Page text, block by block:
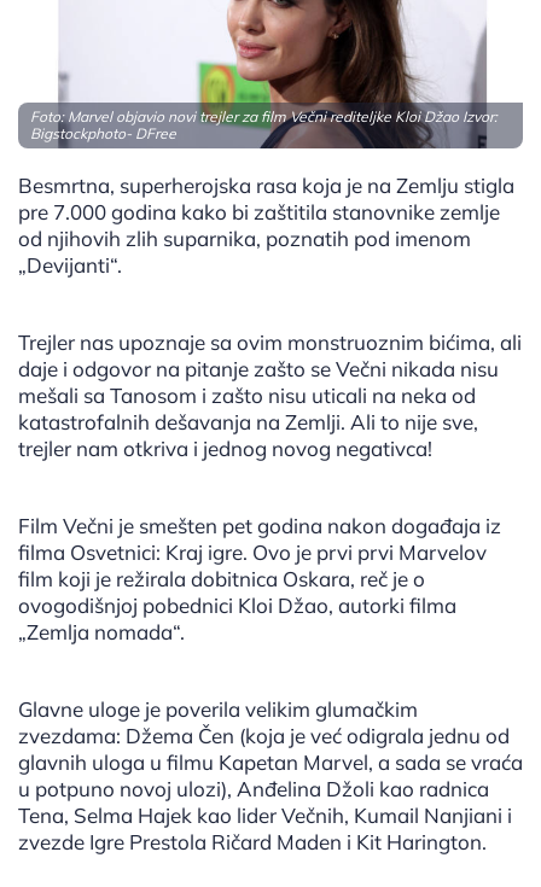
Foto: Marvel objavio novi trejler za film Večni rediteljke Kloi Džao Izvor:
Bigstockphoto- DFree
Besmrtna, superherojska rasa koja je na Zemlju stigla
pre 7.000 godina kako bi zaštitila stanovnike zemlje
od njihovih zlih suparnika, poznatih pod imenom
„Devijanti“.
Trejler nas upoznaje sa ovim monstruoznim bićima, ali
daje i odgovor na pitanje zašto se Večni nikada nisu
mešali sa Tanosom i zašto nisu uticali na neka od
katastrofalnih dešavanja na Zemlji. Ali to nije sve,
trejler nam otkriva i jednog novog negativca!
Film Večni je smešten pet godina nakon događaja iz
filma Osvetnici: Kraj igre. Ovo je prvi prvi Marvelov
film koji je režirala dobitnica Oskara, reč je o
ovogodišnjoj pobednici Kloi Džao, autorki filma
„Zemlja nomada“.
Glavne uloge je poverila velikim glumačkim
zvezdama: Džema Čen (koja je već odigrala jednu od
glavnih uloga u filmu Kapetan Marvel, a sada se vraća
u potpuno novoj ulozi), Anđelina Džoli kao radnica
Tena, Selma Hajek kao lider Večnih, Kumail Nanjiani i
zvezde Igre Prestola Ričard Maden i Kit Harington.